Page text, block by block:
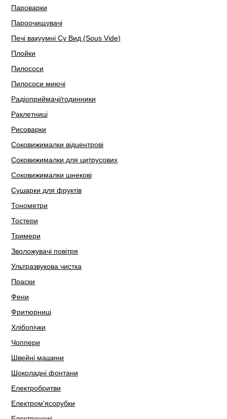
Пароварки
Пароочищувачі
Печі вакуумні Су Вид (Sous Vide)
Плойки
Пилососи
Пилососи миючі
Радіоприймачі/годинники
Раклетниці
Рисоварки
Соковижималки відцентрові
Соковижималки для цитрусових
Соковижималки шнекові
Сушарки для фруктів
Тонометри
Тостери
Тримери
Зволожувачі повітря
Ультразвукова чистка
Праски
Фени
Фритюрниці
Хлібопічки
Чоппери
Швейні машини
Шоколадні фонтани
Електробритви
Електром'ясорубки